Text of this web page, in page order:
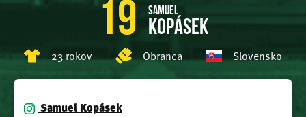
19 Samuel
Kopásek
23 rokov Obranca Slovensko
Samuel Kopásek